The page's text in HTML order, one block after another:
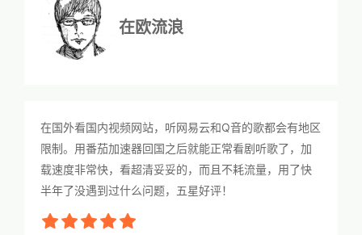
在欧流浪
在国外看国内视频网站，听网易云和Q音的歌都会有地区
限制。用番茄加速器回国之后就能正常看剧听歌了，加
载速度非常快，看超清妥妥的，而且不耗流量，用了快
半年了没遇到过什么问题，五星好评！